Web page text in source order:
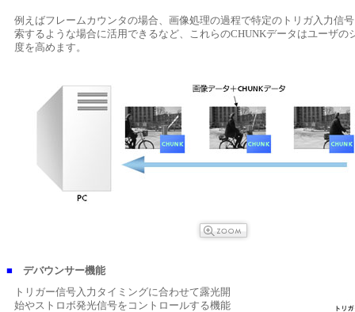
例えばフレームカウンタの場合、画像処理の過程で特定のトリガ入力信
索するような場合に活用できるなど、これらのCHUNKデータはユーザの
度を高めます。
■
デバウンサー機能
トリガー信号入力タイミングに合わせて露光開
始やストロボ発光信号をコントロールする機能